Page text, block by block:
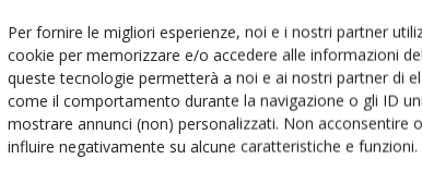
Per fornire le migliori esperienze, noi e i nostri partner
cookie per memorizzare e/o accedere alle informazioni
queste tecnologie permetterà a noi e ai nostri partner di
come il comportamento durante la navigazione o gli ID
mostrare annunci (non) personalizzati. Non acconsentire
influire negativamente su alcune caratteristiche e funzioni.
strategico il localismo
Mercati all’ingrosso: ok, il
giusto